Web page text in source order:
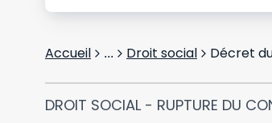
Accueil ... Droit social
DROIT SOCIAL - RUPTURE DU